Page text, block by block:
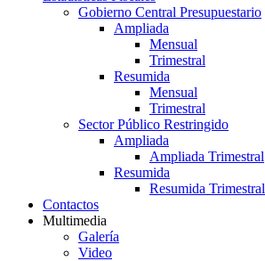
Gobierno Central Presupuestario
Ampliada
Mensual
Trimestral
Resumida
Mensual
Trimestral
Sector Público Restringido
Ampliada
Ampliada Trimestral
Resumida
Resumida Trimestral
Contactos
Multimedia
Galería
Video